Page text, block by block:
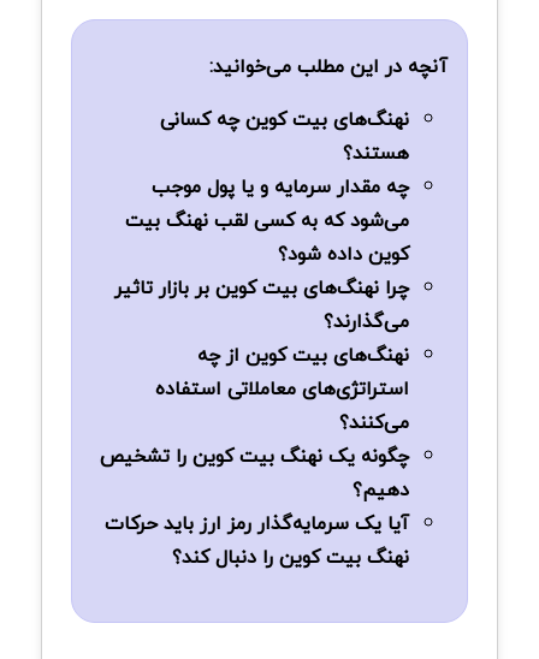
آنچه در این مطلب می‌خوانید:
نهنگ‌های بیت کوین چه کسانی
هستند؟
چه مقدار سرمایه و یا پول موجب
می‌شود که به کسی لقب نهنگ بیت
کوین داده شود؟
چرا نهنگ‌های بیت کوین بر بازار تاثیر
می‌گذارند؟
نهنگ‌های بیت کوین از چه
استراتژی‌های معاملاتی استفاده
می‌کنند؟
چگونه یک نهنگ بیت کوین را تشخیص
دهیم؟
آیا یک سرمایه‌گذار رمز ارز باید حرکات
نهنگ بیت کوین را دنبال کند؟